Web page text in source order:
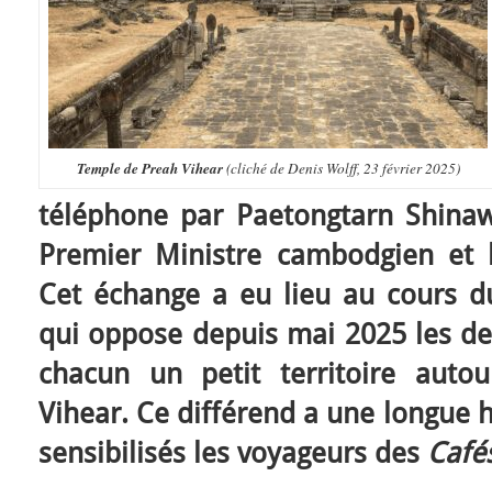
Temple de Preah Vihear(cliché de Denis Wolff, 23 février 2025)
téléphone par Paetongtarn
Premier Ministre cambodgien
Cet échange a eu lieu au cours
qui oppose depuis mai 2025 les
chacun un petit territoire
Vihear. Ce différend a une longue
sensibilisés les voyageurs des